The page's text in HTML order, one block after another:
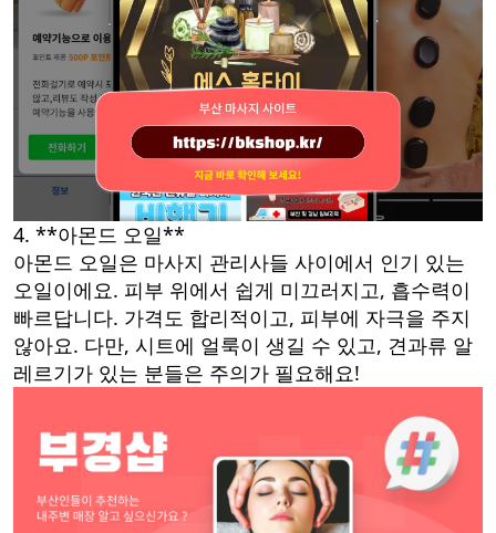
4. **아몬드 오일**
아몬드 오일은 마사지 관리사들 사이에서 인기 있는
오일이에요. 피부 위에서 쉽게 미끄러지고, 흡수력이
빠르답니다. 가격도 합리적이고, 피부에 자극을 주지
않아요. 다만, 시트에 얼룩이 생길 수 있고, 견과류 알
레르기가 있는 분들은 주의가 필요해요!